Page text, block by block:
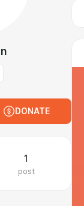
DONATE
1
post